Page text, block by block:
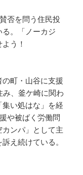
否を問う住民投
。「ノーカジ
う！
町・山谷に支援
、釜ケ崎に関わ
い処はな」を経
や被ばく労働問
ンパ」として主
え続けている。